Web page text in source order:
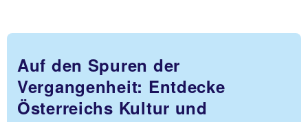
Auf den Spuren der
Vergangenheit: Entdecke
Österreichs Kultur und